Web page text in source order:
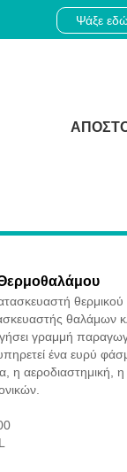
θαλάμων
γραμμή
ένα ευρύ
η αεροδιαστημική,